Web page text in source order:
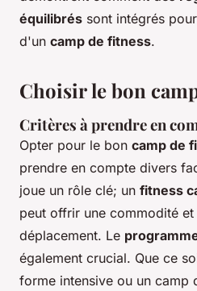
équilibrés sont intégrés
d'un camp de fitness.
Choisir le bon
Critères à prendre en
Opter pour le bon camp de
prendre en compte divers
joue un rôle clé; un fitness
peut offrir une commodité
déplacement. Le
également crucial. Que ce
forme intensive ou un camp